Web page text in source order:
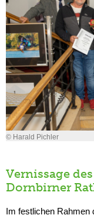
© Harald Pichler
Vernissage
Dornbirner
Im festlichen Rahmen